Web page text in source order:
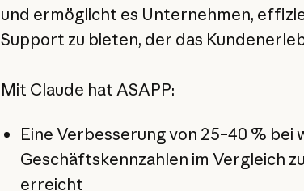
und ermöglicht es Unternehmen,
Support zu bieten, der das
Mit Claude hat ASAPP:
Eine Verbesserung von 25–40 % bei
Geschäftskennzahlen im Vergleich
erreicht